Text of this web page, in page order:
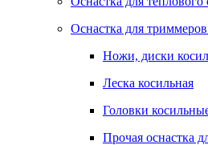
Оснастка для триммеров
Ножи, диски
Леска косильная
Головки
Прочая оснастка